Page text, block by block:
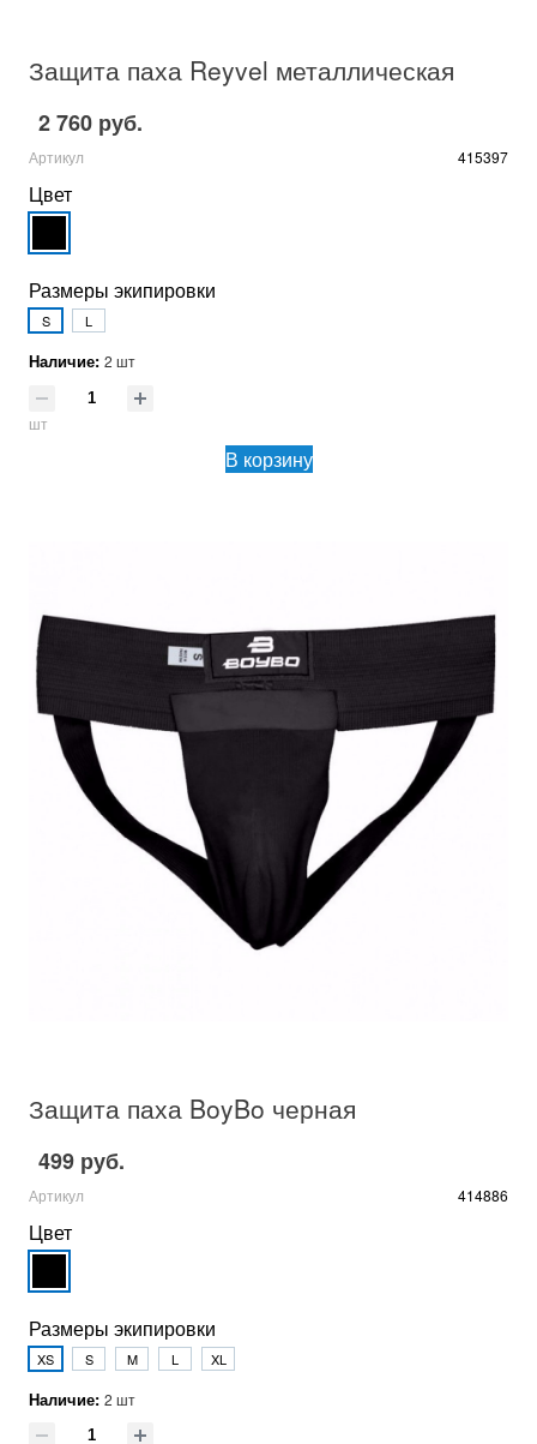
Защита паха Reyvel металлическая
2 760 руб.
Артикул 415397
Цвет
Размеры экипировки
S L
Наличие: 2 шт
шт
В корзину
Защита паха BoyBo черная
499 руб.
Артикул 414886
Цвет
Размеры экипировки
XS S M L XL
Наличие: 2 шт